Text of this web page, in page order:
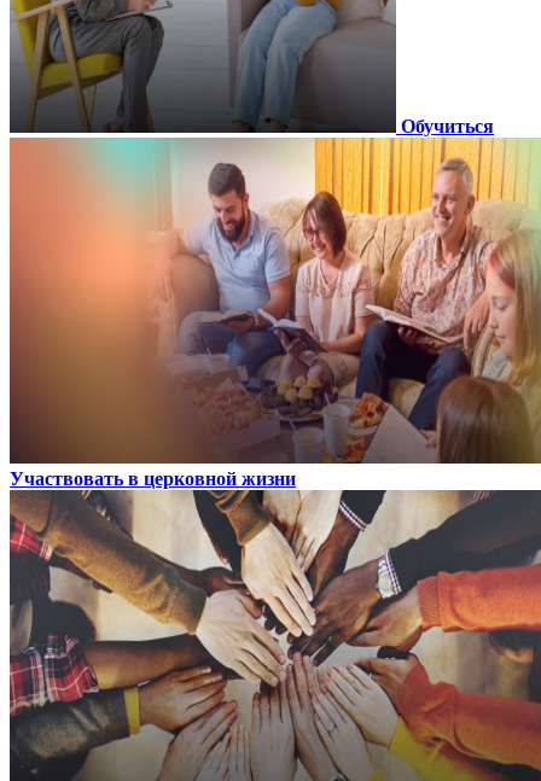
Обучиться
Участвовать в церковной жизни